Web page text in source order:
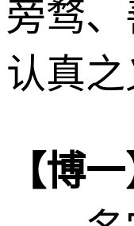
旁骛、
认真之
【博一